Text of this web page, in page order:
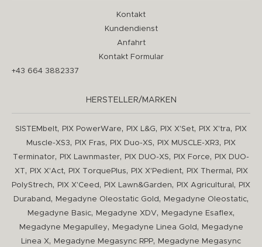
Kontakt
Kundendienst
Anfahrt
Kontakt Formular
+43 664 3882337
HERSTELLER/MARKEN
SISTEMbelt, PIX PowerWare, PIX L&G, PIX X'Set, PIX X'tra,
PIX
Muscle-XS3, PIX Fras, PIX Duo-XS, PIX MUSCLE-XR3,
PIX
Terminator, PIX Lawnmaster, PIX DUO-XS, PIX Force,
PIX DUO-
XT, PIX X'Act, PIX TorquePlus, PIX X'Pedient, PIX Thermal ,
PIX
PolyStrech, PIX X'Ceed , PIX Lawn&Garden, PIX Agricultural ,
PIX
Duraband , Megadyne Oleostatic Gold , Megadyne Oleostatic,
Megadyne Basic, Megadyne XDV, Megadyne Esaflex,
Megadyne Megapulley, Megadyne Linea Gold ,
Megadyne
Linea X, Megadyne Megasync RPP, Megadyne Megasync